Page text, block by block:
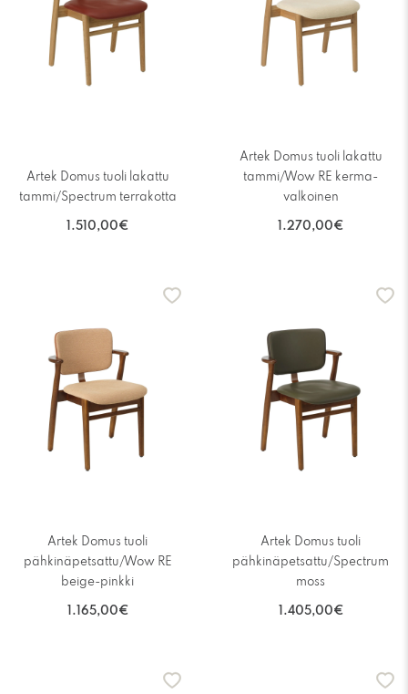
Artek Domus tuoli lakattu
tammi/Spectrum terrakotta
1.510,00€
Artek Domus tuoli lakattu
tammi/Wow RE kerma-
valkoinen
1.270,00€
Artek Domus tuoli
pähkinäpetsattu/Wow RE
beige-pinkki
1.165,00€
Artek Domus tuoli
pähkinäpetsattu/Spectrum
moss
1.405,00€